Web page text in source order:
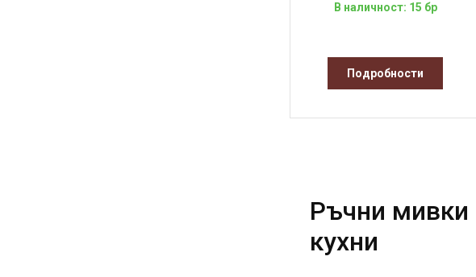
В наличност: 15 бр
Подробности
Ръчни мивки
кухни